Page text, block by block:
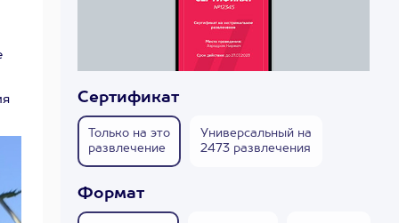
Сертификат
Только на это
развлечение
Универсальный на
2473 развлечения
Формат